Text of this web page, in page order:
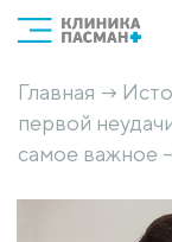
Главная →
первой
самое важное